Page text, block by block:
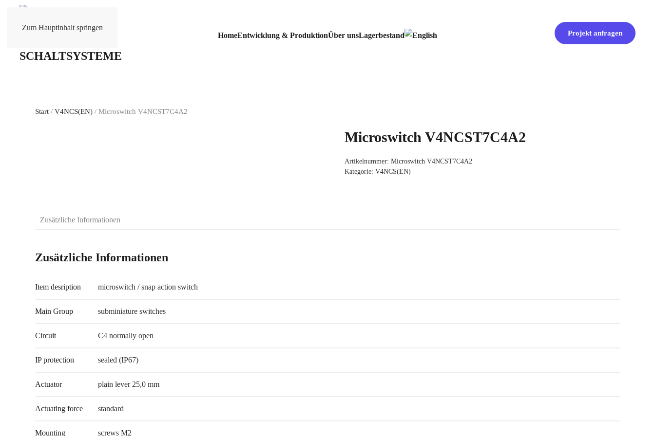
Zum Hauptinhalt springen
HomeEntwicklung & ProduktionÜber unsLagerbestand Projekt anfragen
Start / V4NCS(EN) / Microswitch V4NCST7C4A2
Microswitch V4NCST7C4A2
Artikelnummer: Microswitch V4NCST7C4A2
Kategorie: V4NCS(EN)
Zusätzliche Informationen
Zusätzliche Informationen
Item desription microswitch / snap action switch
Main Group subminiature switches
Circuit C4 normally open
IP protection sealed (IP67)
Actuator plain lever 25,0 mm
Actuating force standard
Mounting screws M2